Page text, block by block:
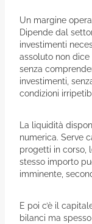
Un margine
Dipende dal
investimenti
assoluto non
senza
investimenti,
condizioni
La liquidità
numerica. Serve
progetti in corso,
stesso importo
imminente,
E poi c’è il
bilanci ma